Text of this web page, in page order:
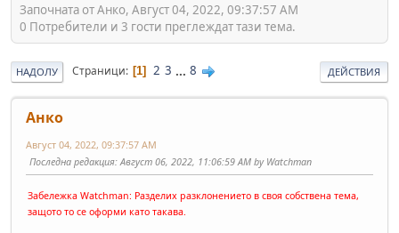
Започната от Анко, Август 04, 2022, 09:37:57 AM
0 Потребители и 3 гости преглеждат тази тема.
НАДОЛУ Страници 1 2 3 ... 8 ДЕЙСТВИЯ
Анко
Август 04, 2022, 09:37:57 AM
Последна редакция: Август 06, 2022, 11:06:59 AM by Watchman
Забележка Watchman: Разделих разклонението в своя собствена тема,
защото то се оформи като такава.